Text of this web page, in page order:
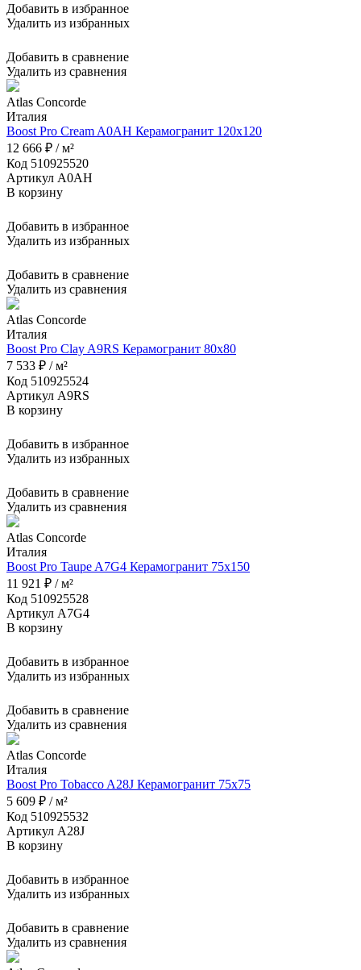
Добавить в избранное
Удалить из избранных
Добавить в сравнение
Удалить из сравнения
Atlas Concorde
Италия
Boost Pro Cream A0AH Керамогранит 120x120
12 666 ₽ / м²
Код 510925520
Артикул A0AH
В корзину
Добавить в избранное
Удалить из избранных
Добавить в сравнение
Удалить из сравнения
Atlas Concorde
Италия
Boost Pro Clay A9RS Керамогранит 80x80
7 533 ₽ / м²
Код 510925524
Артикул A9RS
В корзину
Добавить в избранное
Удалить из избранных
Добавить в сравнение
Удалить из сравнения
Atlas Concorde
Италия
Boost Pro Taupe A7G4 Керамогранит 75x150
11 921 ₽ / м²
Код 510925528
Артикул A7G4
В корзину
Добавить в избранное
Удалить из избранных
Добавить в сравнение
Удалить из сравнения
Atlas Concorde
Италия
Boost Pro Tobacco A28J Керамогранит 75x75
5 609 ₽ / м²
Код 510925532
Артикул A28J
В корзину
Добавить в избранное
Удалить из избранных
Добавить в сравнение
Удалить из сравнения